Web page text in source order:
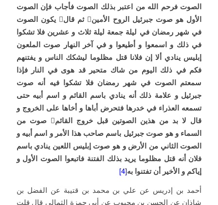
الصوت فرحم الله من اعتبر بذلك الصوت فأجاب فإن الصوت
الأول هو صوت جبرئيل الروح الأمين ثم قال يكون الصوت
في شهر رمضان في ليلة جمعة ليلة ثلاث و عشرين فلا تشكوا
في ذلك و اسمعوا و أطيعوا و في آخر النهار صوت الملعون
إبليس ينادي ألا إن فلانا قتل مظلوما ليشكك الناس و يفتنهم
فكم في ذلك اليوم من شاك متحير قد هوى في النار فإذا
سمعتم الصوت في شهر رمضان فلا تشكوا فيه أنه صوت
جبرئيل و علامة ذلك أنه ينادي باسم القائم و اسم أبيه حتى
تسمعه العذراء في خدرها فتحرض أباها و أخاها على الخروج و
قال لا بد من هذين الصوتين قبل خروج القائم صوت من
السماء و هو صوت جبرئيل باسم صاحب هذا الأمر و اسم أبيه و
الصوت الثاني من الأرض و هو صوت إبليس اللعين ينادي باسم
فلان أنه قتل مظلوما يريد بذلك الفتنة فاتبعوا الصوت الأول و
إياكم و الأخير أن تفتنوا به‏[4]
أحمد بن إدريس عن علي بن محمد بن قتيبة عن الفضل بن
شاذان عن الحسن بن محبوب عن أبي حمزة الثمالي قال قلت